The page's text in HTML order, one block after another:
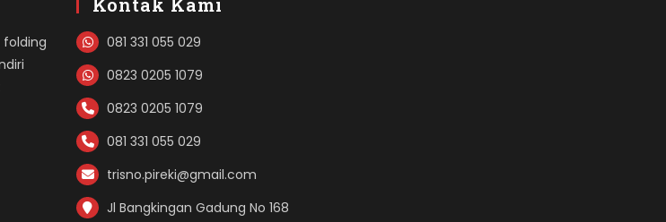
folding
081 331 055 029
0823 0205 1079
0823 0205 1079
081 331 055 029
trisno.pireki@gmail.com
Jl Bangkingan Gadung No 168